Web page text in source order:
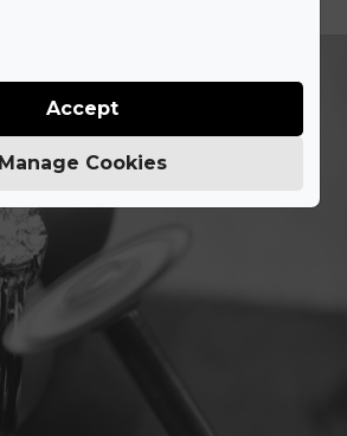
Manage Cookies
Accept